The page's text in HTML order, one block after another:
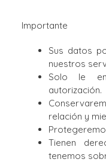
Importante
Sus datos
nuestros
Solo le
autorización.
relación y
Tienen
tenemos